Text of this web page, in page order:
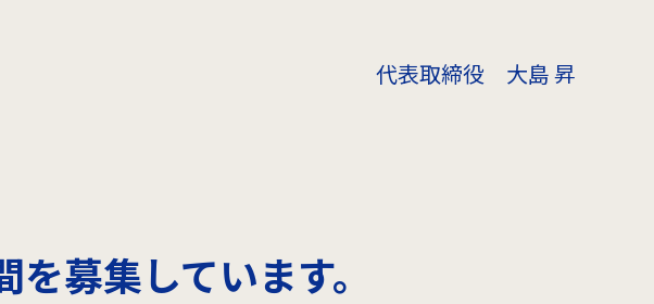
代表取締役 大島 昇
募集しています。